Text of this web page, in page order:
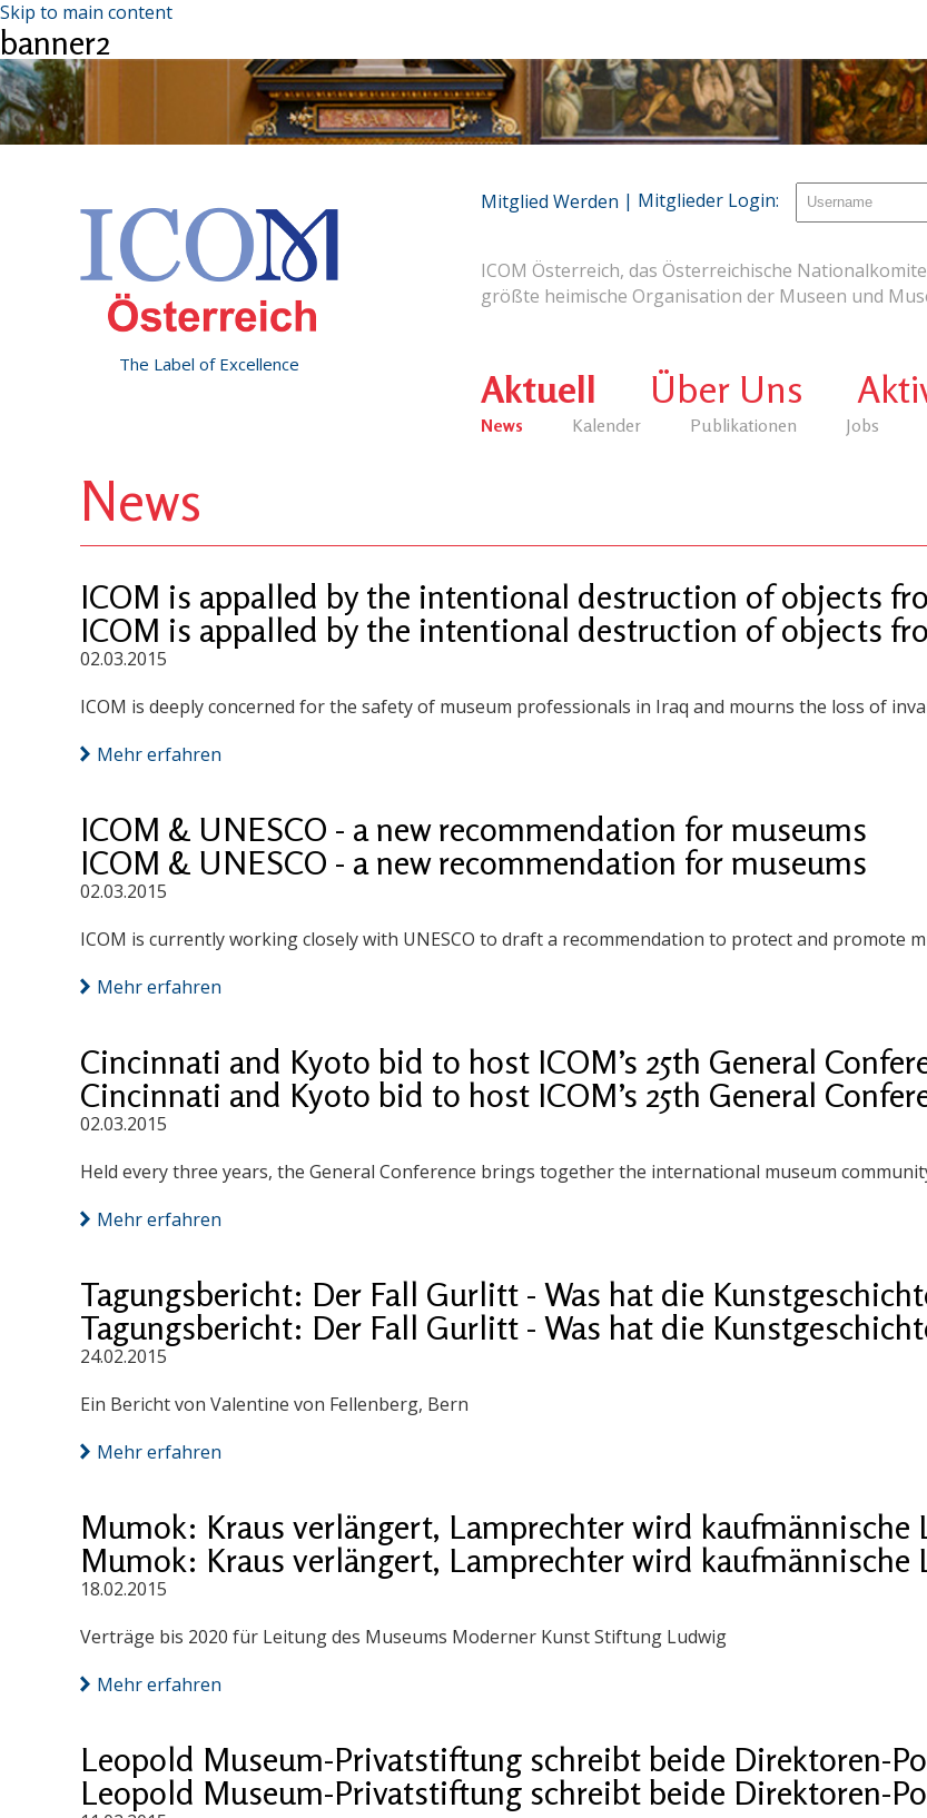
Skip to main content
banner2
The Label of Excellence
ICOM Österreich, das Österreichische
größte heimische Organisation der Museen und
Aktuell
News Kalender Publikationen Jobs
Über Uns
Mitglied Werden | Mitglieder Login:
News
ICOM is appalled by the intentional destruction of objects
ICOM is appalled by the intentional destruction of objects
02.03.2015
ICOM is deeply concerned for the safety of museum professionals in Iraq and mourns the loss of
Mehr erfahren
ICOM & UNESCO - a new recommendation for museums
ICOM & UNESCO - a new recommendation for museums
02.03.2015
ICOM is currently working closely with UNESCO to draft a recommendation to protect and promote
Mehr erfahren
Cincinnati and Kyoto bid to host ICOM’s 25th General
Cincinnati and Kyoto bid to host ICOM’s 25th General
02.03.2015
Held every three years, the General Conference brings together the international museum
Mehr erfahren
Tagungsbericht: Der Fall Gurlitt - Was hat die
Tagungsbericht: Der Fall Gurlitt - Was hat die
24.02.2015
Ein Bericht von Valentine von Fellenberg, Bern
Mehr erfahren
Mumok: Kraus verlängert, Lamprechter wird kaufmännische
Mumok: Kraus verlängert, Lamprechter wird kaufmännische
18.02.2015
Verträge bis 2020 für Leitung des Museums Moderner Kunst Stiftung Ludwig
Mehr erfahren
Leopold Museum-Privatstiftung schreibt beide Direktoren-
Leopold Museum-Privatstiftung schreibt beide Direktoren-